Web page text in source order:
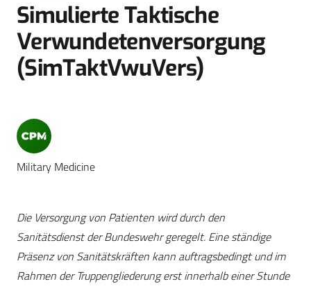
Simulierte Taktische
Verwundetenversorgung
(SimTaktVwuVers)
Military Medicine
Die Versorgung von Patienten wird durch den
Sanitätsdienst der Bundeswehr geregelt. Eine ständige
Präsenz von Sanitätskräften kann auftragsbedingt und im
Rahmen der Truppengliederung erst innerhalb einer Stunde